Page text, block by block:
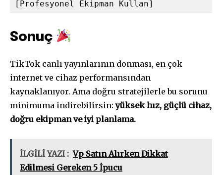
Sonuç
TikTok canlı yayınlarının donması, en çok
internet ve cihaz performansından
kaynaklanıyor. Ama doğru stratejilerle bu sorunu
minimuma indirebilirsin:yüksek hız, güçlü cihaz,
doğru ekipman ve iyi planlama.
İLGİLİ YAZI : Vp Satın Alırken Dikkat
Edilmesi Gereken 5 İpucu